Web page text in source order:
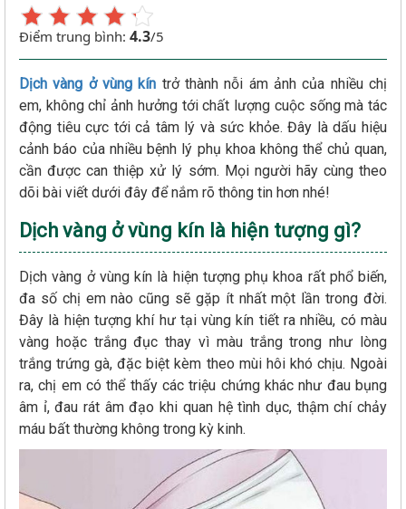
Điểm trung bình: 4.3/5
Dịch vàng ở vùng kín trở thành nỗi ám ảnh của nhiều chị
em, không chỉ ảnh hưởng tới chất lượng cuộc sống mà tác
động tiêu cực tới cả tâm lý và sức khỏe. Đây là dấu hiệu
cảnh báo của nhiều bệnh lý phụ khoa không thể chủ quan,
cần được can thiệp xử lý sớm. Mọi người hãy cùng theo
dõi bài viết dưới đây để nắm rõ thông tin hơn nhé!
Dịch vàng ở vùng kín là hiện tượng gì?
Dịch vàng ở vùng kín là hiện tượng phụ khoa rất phổ biến,
đa số chị em nào cũng sẽ gặp ít nhất một lần trong đời.
Đây là hiện tượng khí hư tại vùng kín tiết ra nhiều, có màu
vàng hoặc trắng đục thay vì màu trắng trong như lòng
trắng trứng gà, đặc biệt kèm theo mùi hôi khó chịu. Ngoài
ra, chị em có thể thấy các triệu chứng khác như đau bụng
âm ỉ, đau rát âm đạo khi quan hệ tình dục, thậm chí chảy
máu bất thường không trong kỳ kinh.